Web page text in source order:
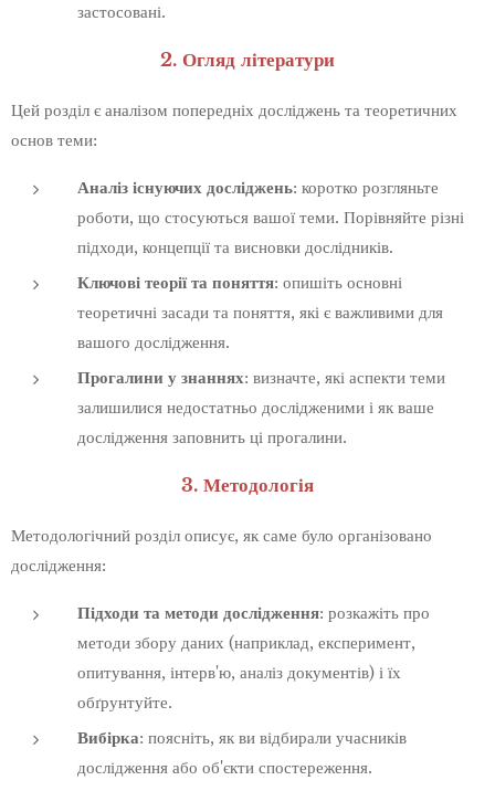
застосовані.
2. Огляд літератури
Цей розділ є аналізом попередніх досліджень та теоретичних
основ теми:
Аналіз існуючих досліджень: коротко розгляньте
роботи, що стосуються вашої теми. Порівняйте різні
підходи, концепції та висновки дослідників.
Ключові теорії та поняття: опишіть основні
теоретичні засади та поняття, які є важливими для
вашого дослідження.
Прогалини у знаннях: визначте, які аспекти теми
залишилися недостатньо дослідженими і як ваше
дослідження заповнить ці прогалини.
3. Методологія
Методологічний розділ описує, як саме було організовано
дослідження:
Підходи та методи дослідження: розкажіть про
методи збору даних (наприклад, експеримент,
опитування, інтерв'ю, аналіз документів) і їх
обґрунтуйте.
Вибірка: поясніть, як ви відбирали учасників
дослідження або об'єкти спостереження.